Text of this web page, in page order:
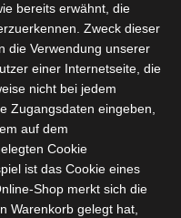
so wie
mag.
bereits erwähnt, die
Zweck dieser
die Verwendung unserer
einer Internetseite, die
nicht bei jedem
Zugangsdaten eingeben,
auf dem
Cookie
ist das Cookie eines
Shop merkt sich die
Warenkorb gelegt hat,